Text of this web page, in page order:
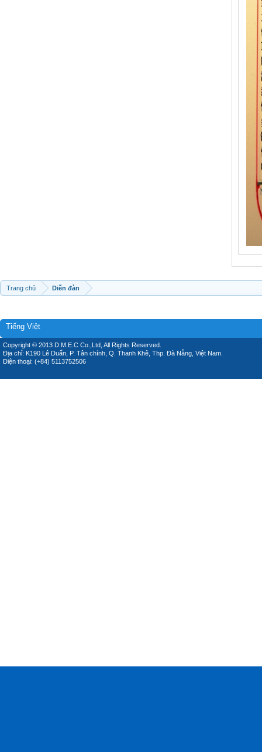
Trang chủ Diễn đàn
Tiếng Việt
Copyright © 2013 D.M.E.C Co.,Ltd, All Rights Reserved.
Địa chỉ: K190 Lê Duẩn, P. Tân chính, Q. Thanh Khê, Thp. Đà Nẵng, Việt Nam.
Điện thoại: (+84) 5113752506